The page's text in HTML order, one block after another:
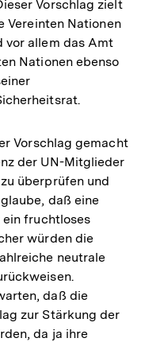
Vorschlag zielt
Vereinten Nationen
vor allem das Amt
Nationen ebenso
Vorschlag gemacht
der UN-Mitglieder
überprüfen und
daß eine
ein fruchtloses
würden die
neutrale
daß die
zur Stärkung der
da ja ihre